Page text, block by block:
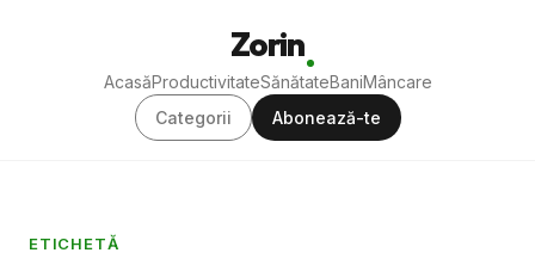
Zorin
AcasăProductivitateSănătateBaniMâncare
Categorii
Abonează-te
ETICHETĂ